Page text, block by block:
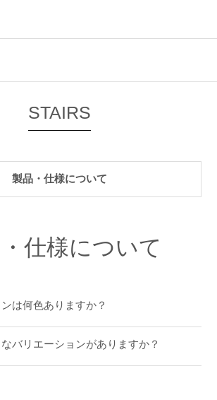
STAIRS
製品・仕様について
仕様について
は何色ありますか？
バリエーションがありますか？